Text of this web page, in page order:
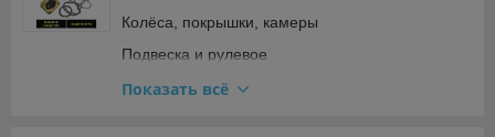
Колёса, покрышки, камеры
Подвеска и рулевое
Прочее
Показать всё